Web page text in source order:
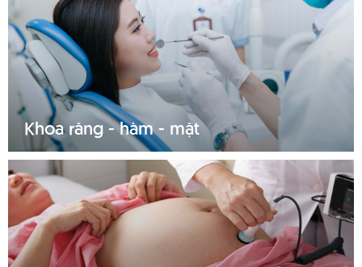
Tìm hiểu thêm
Khoa răng - hàm - mặt
Tìm hiểu thêm